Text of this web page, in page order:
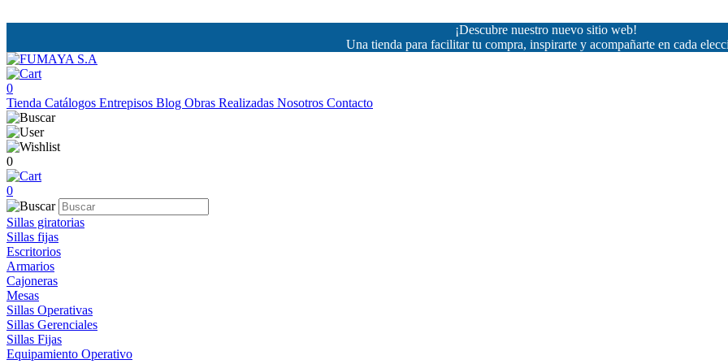
¡Descubre nuestro nuevo sitio web!
Una tienda para facilitar tu compra, inspirarte y acompañarte en cada
0
Tienda Catálogos Entrepisos Blog Obras Realizadas Nosotros Contacto
0
0
Sillas giratorias
Sillas fijas
Escritorios
Armarios
Cajoneras
Mesas
Sillas Operativas
Sillas Gerenciales
Sillas Fijas
Equipamiento Operativo